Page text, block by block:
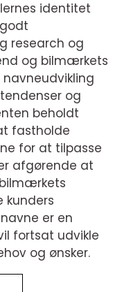
identitet
research og
og bilmærkets
og
beholdt
fastholde
for at tilpasse
afgørende at
er en
fortsat udvikle
og ønsker.